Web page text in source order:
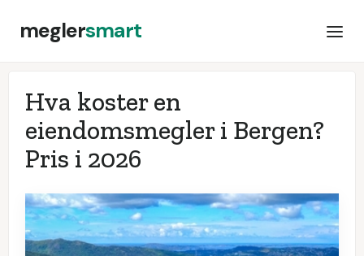
meglersmart
Hva koster en
eiendomsmegler i Bergen?
Pris i 2026